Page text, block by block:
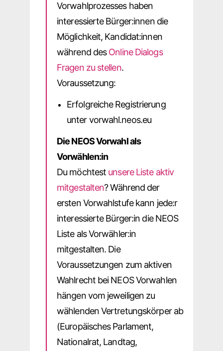
Vorwahlprozesses haben
interessierte Bürger:innen die
Möglichkeit, Kandidat:innen
während desOnline Dialogs
Fragen zu stellen.
Voraussetzung:
Erfolgreiche Registrierung
unter vorwahl.neos.eu
Die NEOS Vorwahl als
Vorwählen:in
Du möchtest unsere Liste aktiv
mitgestalten? Während der
ersten Vorwahlstufe kann jede:r
interessierte Bürger:in die NEOS
Liste als Vorwähler:in
mitgestalten. Die
Voraussetzungen zum aktiven
Wahlrecht bei NEOS Vorwahlen
hängen vom jeweiligen zu
wählenden Vertretungskörper ab
(Europäisches Parlament,
Nationalrat, Landtag,